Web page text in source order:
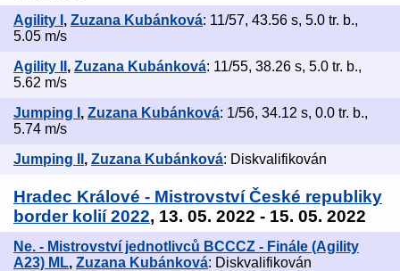
Agility I , Zuzana Kubánková: 11/57, 43.56 s, 5.0 tr. b.,
5.05 m/s
Agility II , Zuzana Kubánková: 11/55, 38.26 s, 5.0 tr. b.,
5.62 m/s
Jumping I , Zuzana Kubánková: 1/56, 34.12 s, 0.0 tr. b.,
5.74 m/s
Jumping II , Zuzana Kubánková: Diskvalifikován
Hradec Králové - Mistrovství České republiky
border kolií 2022, 13. 05. 2022 - 15. 05. 2022
Ne. - Mistrovství jednotlivců BCCCZ - Finále (Agility
A23) ML, Zuzana Kubánková: Diskvalifikován